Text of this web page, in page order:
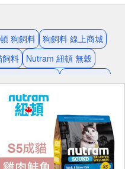
狗飼料 狗飼料 線上商城
飼料
Nutram 紐頓 無穀